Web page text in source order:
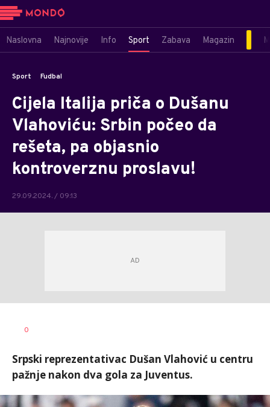
Naslovna Najnovije Info Sport Zabava Magazin
Sport Fudbal
Cijela Italija priča o Dušanu
Vlahoviću: Srbin počeo da
rešeta, pa objasnio
kontroverznu proslavu!
29.09.2024. / 09:13
AUTOR
0
Srpski reprezentativac Dušan Vlahović u centru
pažnje nakon dva gola za Juventus.